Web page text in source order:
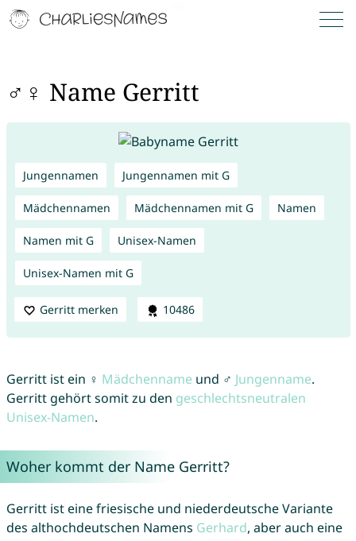
♂♀ Name Gerritt
Jungennamen Jungennamen mit G
Mädchennamen Mädchennamen mit G Namen
Namen mit G Unisex-Namen
Unisex-Namen mit G
Gerritt merken 10486
Gerritt ist ein ♀ Mädchenname und ♂ Jungenname.
Gerritt gehört somit zu den geschlechtsneutralen
Unisex-Namen.
Woher kommt der Name Gerritt?
Gerritt ist eine friesische und niederdeutsche Variante
des althochdeutschen Namens Gerhard, aber auch eine